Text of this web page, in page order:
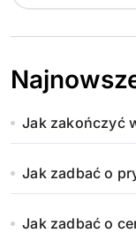
Jak zakończyć
Jak zadbać o
Jak zadbać o